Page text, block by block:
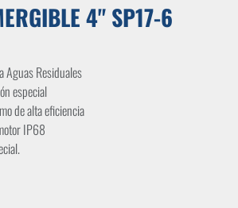
4" SP17-6
Aguas Residuales
especial
de alta eficiencia
IP68